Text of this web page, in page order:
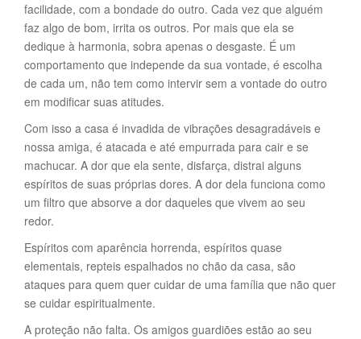
facilidade, com a bondade do outro. Cada vez que alguém
faz algo de bom, irrita os outros. Por mais que ela se
dedique à harmonia, sobra apenas o desgaste. É um
comportamento que independe da sua vontade, é escolha
de cada um, não tem como intervir sem a vontade do outro
em modificar suas atitudes.
Com isso a casa é invadida de vibrações desagradáveis e
nossa amiga, é atacada e até empurrada para cair e se
machucar. A dor que ela sente, disfarça, distrai alguns
espíritos de suas próprias dores. A dor dela funciona como
um filtro que absorve a dor daqueles que vivem ao seu
redor.
Espíritos com aparência horrenda, espíritos quase
elementais, repteis espalhados no chão da casa, são
ataques para quem quer cuidar de uma família que não quer
se cuidar espiritualmente.
A proteção não falta. Os amigos guardiões estão ao seu